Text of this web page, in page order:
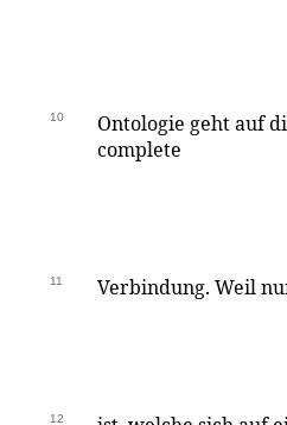
10
Ontologie geht auf
complete
11 Verbindung. Weil
12